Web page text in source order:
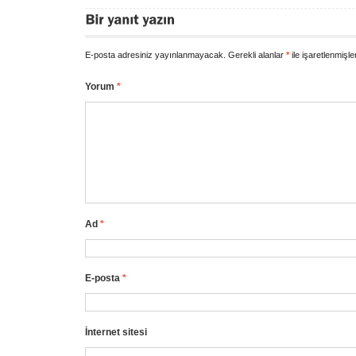
E-posta adresiniz yayınlanmayacak. Gerekli alanlar * ile
Yorum *
Ad *
E-posta *
İnternet sitesi